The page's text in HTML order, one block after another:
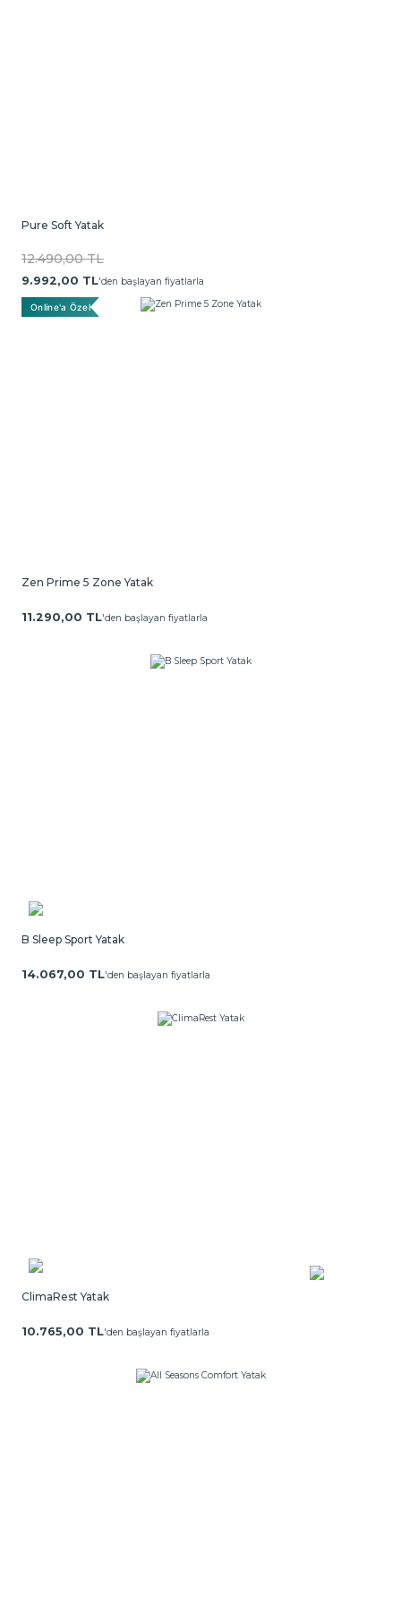
Pure Soft Yatak
12.490,00 TL
9.992,00 TL'den başlayan fiyatlarla
Online'a Özel
Zen Prime 5 Zone Yatak
11.290,00 TL'den başlayan fiyatlarla
B Sleep Sport Yatak
14.067,00 TL'den başlayan fiyatlarla
ClimaRest Yatak
10.765,00 TL'den başlayan fiyatlarla